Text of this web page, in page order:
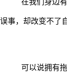
在我们身边
误事，却改变不了
可以说拥有